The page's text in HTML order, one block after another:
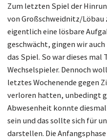
Zum letzten Spiel der
von Großschweidnitz/Löbau
eigentlich eine lösbare
geschwächt, gingen wir
das Spiel. So war dieses mal
Wechselspieler. Dennoch
letztes Wochenende gegen
verloren hatten, unbedingt
Abwesenheit konnte
sein und das sollte sich für
darstellen. Die